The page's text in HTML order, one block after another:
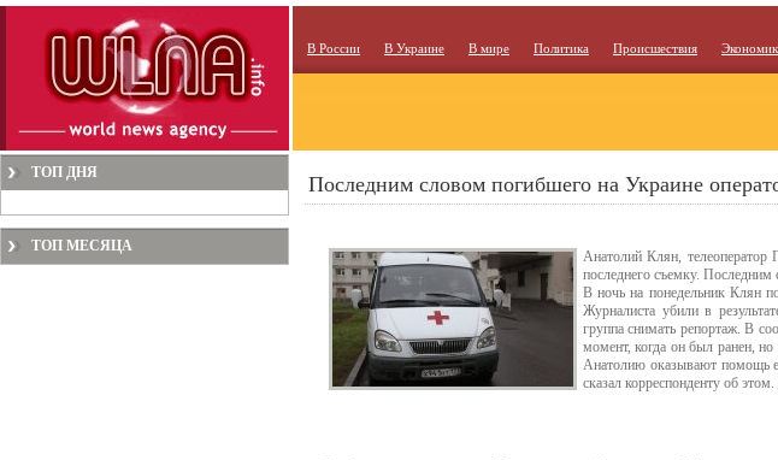
В России В Украине В мире Политика Происшествия
ТОП ДНЯ
ТОП МЕСЯЦА
Последним словом погибшего на Украине
Анатолий Клян, телеоператор
последнего съемку. Последним
В ночь на понедельник Клян
Журналиста убили в
группа снимать репортаж. В
момент, когда он был ранен,
Анатолию оказывают помощь
сказал корреспонденту об